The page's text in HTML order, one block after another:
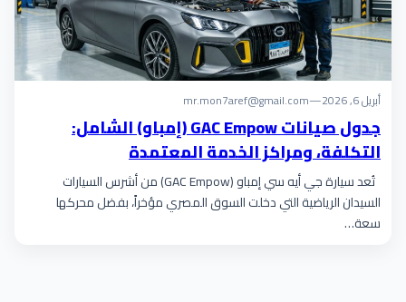
أبريل 6, 2026 —
mr.mon7aref@gmail.com
جدول صيانات GAC Empow (إمباو) الشامل:
التكلفة، ومراكز الخدمة المعتمدة
تُعد سيارة جي أيه سي إمباو (GAC Empow) من أشرس السيارات
السيدان الرياضية التي دخلت السوق المصري مؤخراً، بفضل محركها
سعة…